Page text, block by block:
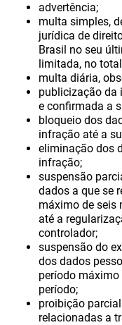
advertência;
multa simples,
jurídica de
Brasil no seu
limitada, no
multa diária,
publicização da
e confirmada a
bloqueio dos
infração até a
eliminação dos
infração;
suspensão
dados a que se
máximo de seis
até a
controlador;
suspensão do
dos dados
período máximo
período;
proibição
relacionadas a